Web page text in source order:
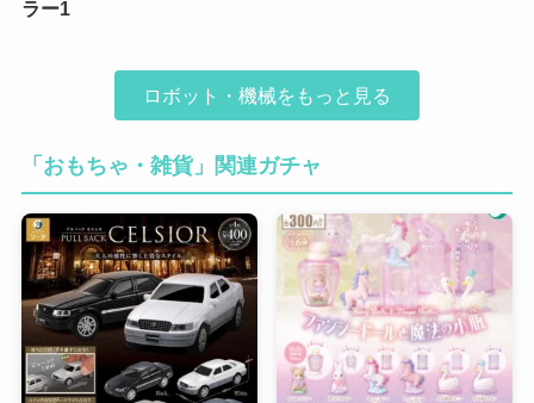
ラー1
ロボット・機械をもっと見る
「おもちゃ・雑貨」関連ガチャ